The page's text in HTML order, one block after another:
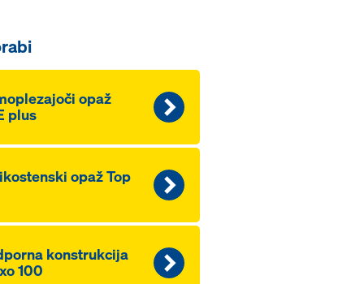
opaž
plus
opaž Top
konstrukcija
100